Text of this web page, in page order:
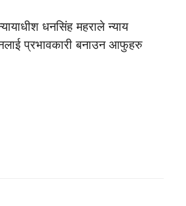
धनसिंह महराले न्याय
प्रभावकारी बनाउन आफुहरु